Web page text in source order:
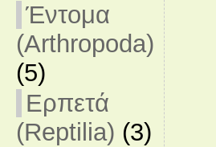
Έντομα
(Arthropoda)
(5)
Ερπετά
(Reptilia) (3)